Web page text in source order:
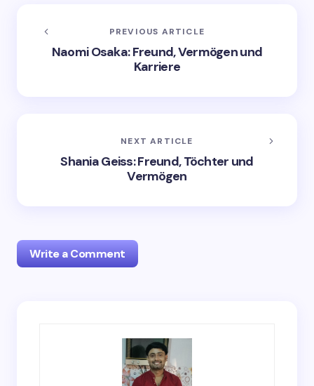
PREVIOUS ARTICLE
Naomi Osaka: Freund, Vermögen und
Karriere
NEXT ARTICLE
Shania Geiss: Freund, Töchter und
Vermögen
Write a Comment